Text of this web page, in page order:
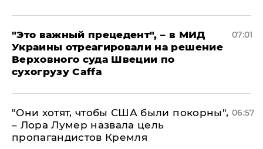
"Это важный прецедент", – в МИД
Украины отреагировали на решение
Верховного суда Швеции по
сухогрузу Caffa
07:01
"Они хотят, чтобы США были покорны",
– Лора Лумер назвала цель
пропагандистов Кремля
06:57